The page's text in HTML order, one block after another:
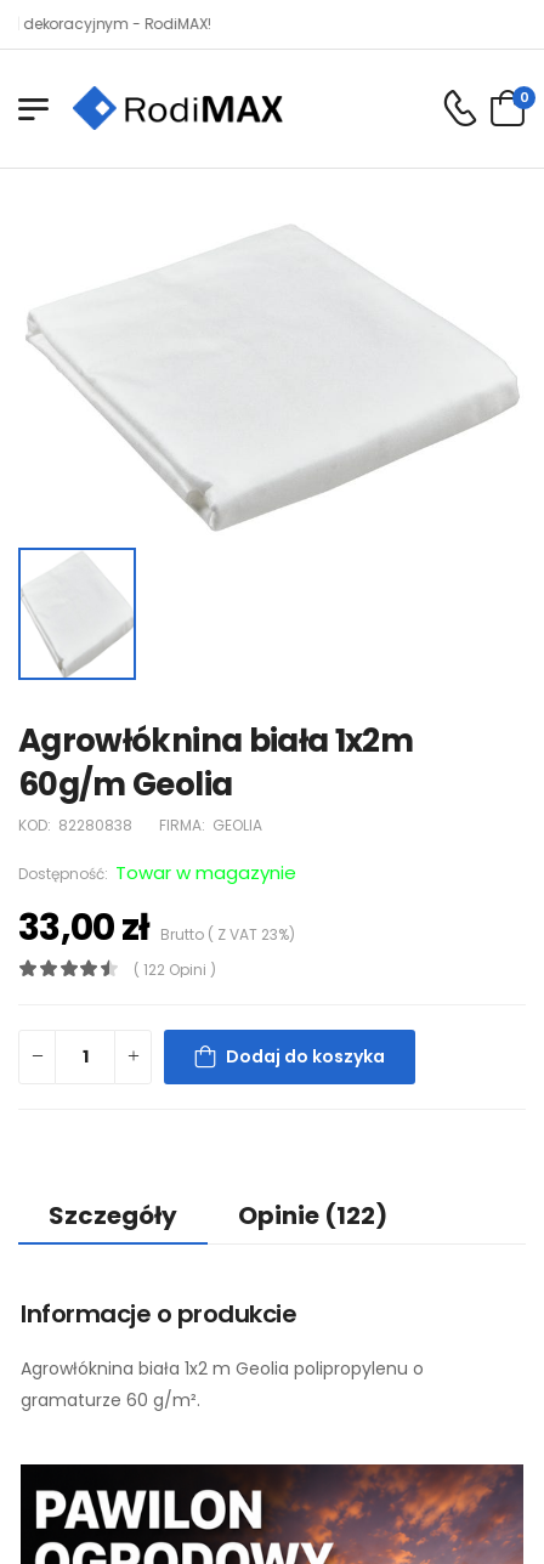
- RodiMAX!
0
Agrowłóknina biała 1x2m
60g/m Geolia
KOD: 82280838 FIRMA: GEOLIA
Dostępność: Towar w magazynie
33,00 złBrutto ( Z VAT 23%)
( 122 Opini )
Dodaj do koszyka
Szczegóły Opinie (122)
Informacje o produkcie
Agrowłóknina biała 1x2 m Geolia polipropylenu o
gramaturze 60 g/m².